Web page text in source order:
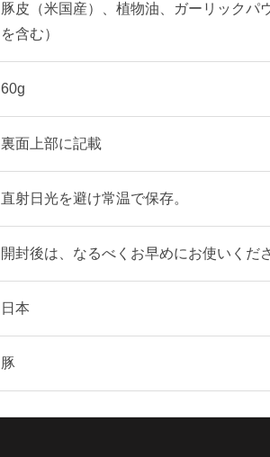
豚皮（米国産）、植物油、ガーリックパ
を含む）
60g
裏面上部に記載
直射日光を避け常温で保存。
開封後は、なるべくお早めにお使いくだ
日本
豚